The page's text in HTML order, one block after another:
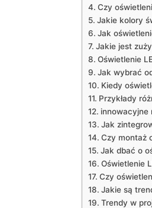
Czy
Jakie⁤ kolory‍
Jak⁣
Jakie jest
Oświetlenie
Jak ‌wybrać
Kiedy
Przykłady
innowacyjne
Jak
Czy montaż
Jak ‍dbać o
Oświetlenie
Czy
Jakie są
Trendy w